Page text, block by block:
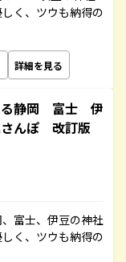
く、ツウも納得の
詳細を見る
る静岡 富士 伊
んぽ 改訂版
富士、伊豆の神社
く、ツウも納得の